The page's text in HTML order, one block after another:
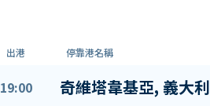
出港 停靠港名稱
19:00 奇維塔韋基亞, 義大利